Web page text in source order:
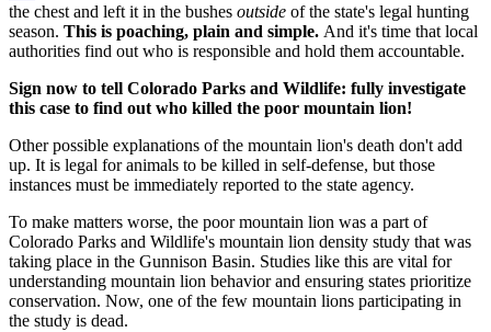
the chest and left it in the bushes outside of the state's legal hunting
season. This is poaching, plain and simple. And it's time that local
authorities find out who is responsible and hold them accountable.
Sign now to tell Colorado Parks and Wildlife: fully investigate
this case to find out who killed the poor mountain lion!
Other possible explanations of the mountain lion's death don't add
up. It is legal for animals to be killed in self-defense, but those
instances must be immediately reported to the state agency.
To make matters worse, the poor mountain lion was a part of
Colorado Parks and Wildlife's mountain lion density study that was
taking place in the Gunnison Basin. Studies like this are vital for
understanding mountain lion behavior and ensuring states prioritize
conservation. Now, one of the few mountain lions participating in
the study is dead.